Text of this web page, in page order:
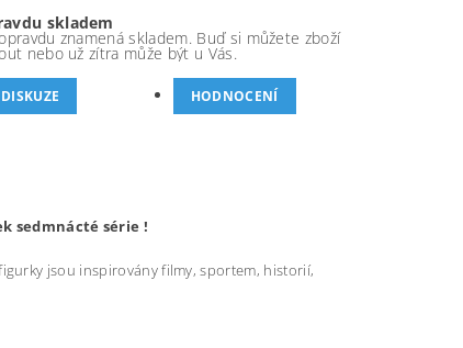
skladem
znamená skladem. Buď si můžete zboží
nebo už zítra může být u Vás.
DISKUZE HODNOCENÍ
sedmnácté série !
jsou inspirovány filmy, sportem, historií,